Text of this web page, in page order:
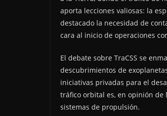
aporta lecciones valiosas: la
destacado la necesidad de
cara al inicio de operaciones
El debate sobre TraCSS se
descubrimientos de
iniciativas privadas para el
tráfico orbital es, en opinión de
sistemas de propulsión.